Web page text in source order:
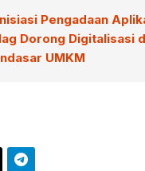
Pengadaan
Dorong Digitalisasi
UMKM